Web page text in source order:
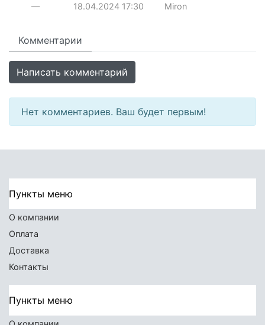
— 18.04.2024 17:30 Miron
Комментарии
Написать комментарий
Нет комментариев. Ваш будет первым!
Пункты меню
О компании
Оплата
Доставка
Контакты
Пункты меню